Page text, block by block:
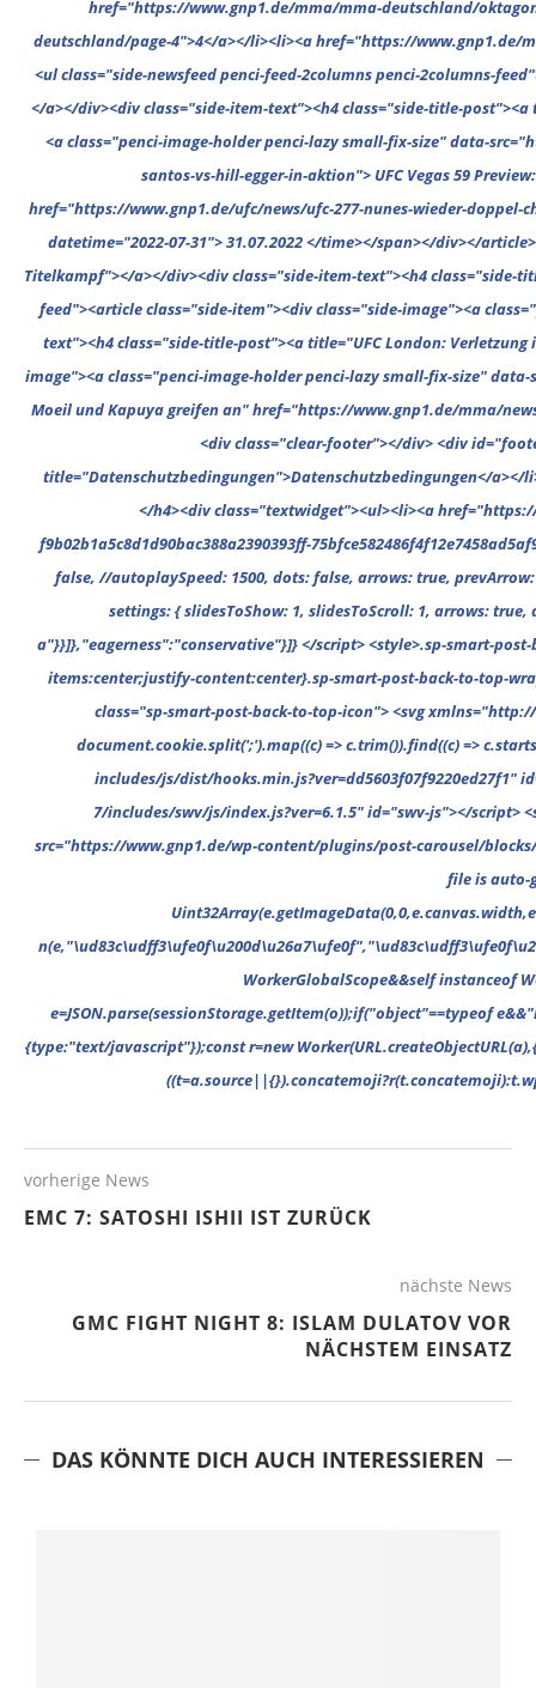
vorherige News
EMC 7: SATOSHI ISHII IST ZURÜCK
nächste News
GMC FIGHT NIGHT 8: ISLAM DULATOV VOR
NÄCHSTEM EINSATZ
DAS KÖNNTE DICH AUCH INTERESSIEREN